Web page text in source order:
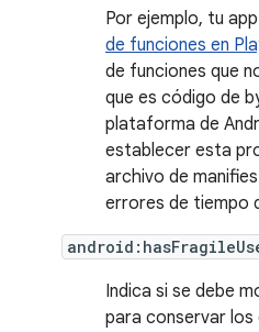
Por ejemplo, tu
de funciones en
de funciones que
que es código de
plataforma de
establecer esta
archivo de
errores de tiempo
Indica si se debe
para conservar los